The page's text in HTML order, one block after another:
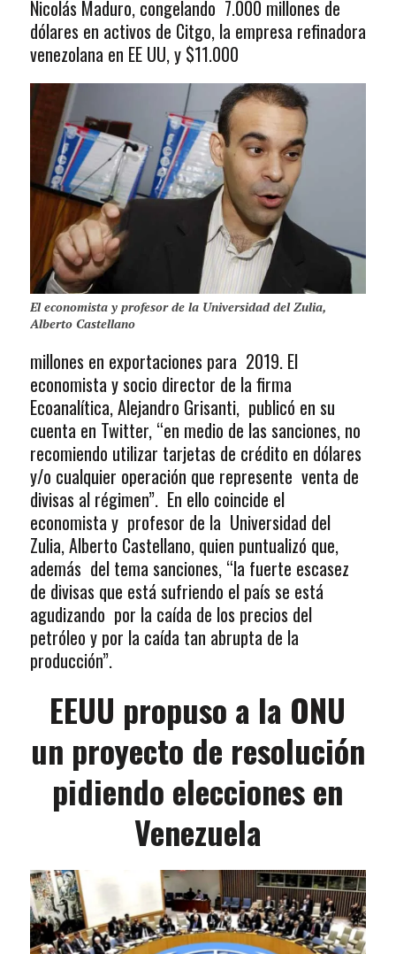
Nicolás Maduro, congelando 7.000 millones de
dólares en activos de Citgo, la empresa refinadora
venezolana en EE UU, y $11.000
El economista y profesor de la Universidad del Zulia,
Alberto Castellano
millones en exportaciones para 2019. El
economista y socio director de la firma
Ecoanalítica, Alejandro Grisanti, publicó en su
cuenta en Twitter, “en medio de las sanciones, no
recomiendo utilizar tarjetas de crédito en dólares
y/o cualquier operación que represente venta de
divisas al régimen”. En ello coincide el
economista y profesor de la Universidad del
Zulia, Alberto Castellano, quien puntualizó que,
además del tema sanciones, “la fuerte escasez
de divisas que está sufriendo el país se está
agudizando por la caída de los precios del
petróleo y por la caída tan abrupta de la
producción”.
EEUU propuso a la ONU
un proyecto de resolución
pidiendo elecciones en
Venezuela